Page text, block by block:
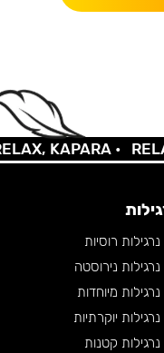
KAPARA • RELAX,
נרגילות רוסיות
נרגילות נירוסטה
נרגילות מיוחדות
נרגילות יוקרתיות
נרגילות קטנות